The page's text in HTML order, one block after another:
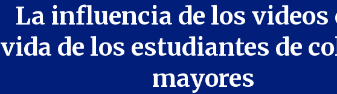
La influencia de los videos
vida de los estudiantes de
mayores